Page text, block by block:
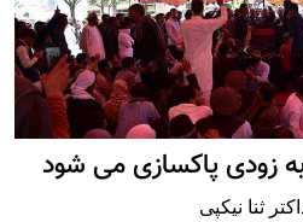
زودی پاکسازی می شود
ثنا نیکپی